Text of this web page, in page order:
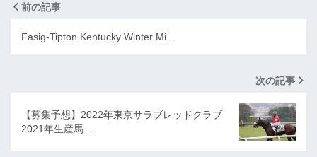
前の記事
Fasig-Tipton Kentucky Winter Mi…
次の記事
【募集予想】2022年東京サラブレッドクラブ
2021年生産馬…